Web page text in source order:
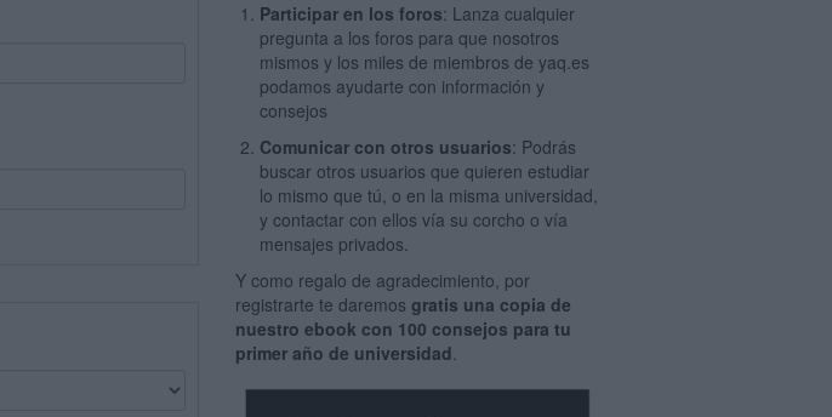
Participar en los foros: Lanza cualquier
pregunta a los foros para que nosotros
mismos y los miles de miembros de yaq.es
podamos ayudarte con información y
consejos
Comunicar con otros usuarios: Podrás
buscar otros usuarios que quieren estudiar
lo mismo que tú, o en la misma universidad,
y contactar con ellos vía su corcho o vía
mensajes privados.
Y como regalo de agradecimiento, por
registrarte te daremosgratis una copia de
nuestro ebook con 100 consejos para tu
primer año de universidad.